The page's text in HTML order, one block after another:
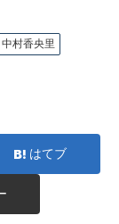
中村香央里
はてブ